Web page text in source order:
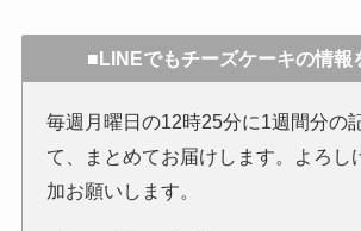
■LINEでもチーズケーキの情報
毎週月曜日の12時25分に1週間分の
て、まとめてお届けします。よろし
加お願いします。